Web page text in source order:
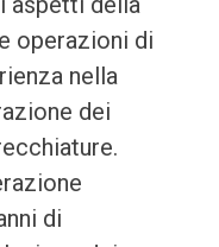
operazioni di
nella
dei
di